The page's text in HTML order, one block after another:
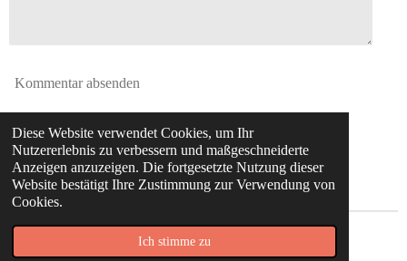
Diese Website verwendet Cookies, um Ihr
Nutzererlebnis zu verbessern und maßgeschneiderte
Anzeigen anzuzeigen. Die fortgesetzte Nutzung dieser
Website bestätigt Ihre Zustimmung zur Verwendung von
Cookies.
Ich stimme zu
Kommentar absenden
Kommentare
Es gibt noch keine Kommentare.
© 2020 - 2026 #the_running_moms